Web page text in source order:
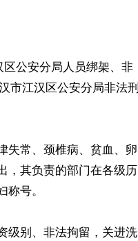
公安分局人员绑架、非
市江汉区公安分局非法刑
失常、颈椎病、贫血、卵
，其负责的部门在各级历
号。
级别、非法拘留，关进洗